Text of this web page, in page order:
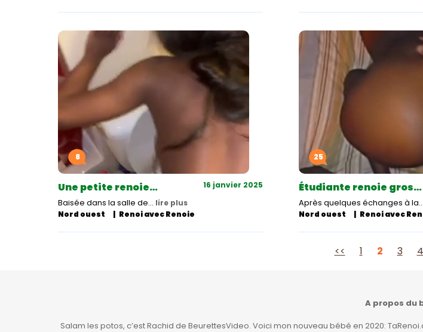
8
Une petite renoie… 16 janvier 2025
Baisée dans la salle de… lire plus
Nord ouest
Renoi avec Renoie
25
Étudiante renoie gros…
Après quelques échanges à la…
Nord ouest
Renoi avec
<< 1 2 3 4
A propos du
Salam les potos, c’est Rachid de BeurettesVideo. Voici mon nouveau bébé en 2020: